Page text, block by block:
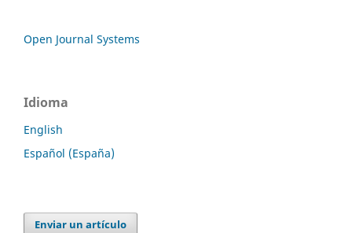
Open Journal Systems
Idioma
English
Español (España)
Enviar un artículo